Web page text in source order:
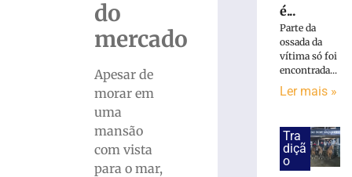
do
mercado
Apesar de
morar em
uma
mansão
com vista
para o mar,
promove
beneficente
ajudar
animais
resgatados
é...
Parte da
ossada da
vítima só foi
encontrada...
Ler mais »
Tra
diçã
o